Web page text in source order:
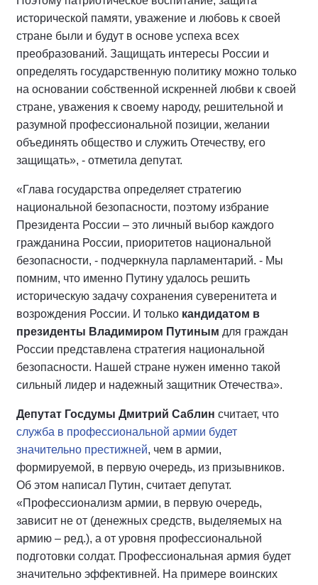
исторической памяти, уважение и любовь к своей
стране были и будут в основе успеха всех
преобразований. Защищать интересы России и
определять государственную политику можно только
на основании собственной искренней любви к своей
стране, уважения к своему народу, решительной и
разумной профессиональной позиции, желании
объединять общество и служить Отечеству, его
защищать», - отметила депутат.
«Глава государства определяет стратегию
национальной безопасности, поэтому избрание
Президента России – это личный выбор каждого
гражданина России, приоритетов национальной
безопасности, - подчеркнула парламентарий. - Мы
помним, что именно Путину удалось решить
историческую задачу сохранения суверенитета и
возрождения России. И только кандидатом в
президенты Владимиром Путиным для граждан
России представлена стратегия национальной
безопасности. Нашей стране нужен именно такой
сильный лидер и надежный защитник Отечества».
Депутат Госдумы Дмитрий Саблин считает, что
служба в профессиональной армии будет
значительно престижней, чем в армии,
формируемой, в первую очередь, из призывников.
Об этом написал Путин, считает депутат.
«Профессионализм армии, в первую очередь,
зависит не от (денежных средств, выделяемых на
армию – ред.), а от уровня профессиональной
подготовки солдат. Профессиональная армия будет
значительно эффективней. На примере воинских